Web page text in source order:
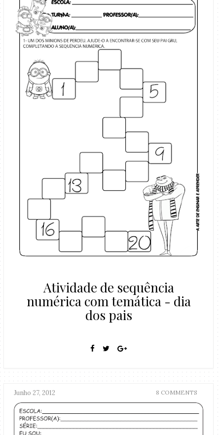
Atividade de sequência
numérica com temática - dia
dos pais
Junho 27, 2012 8 COMMENTS